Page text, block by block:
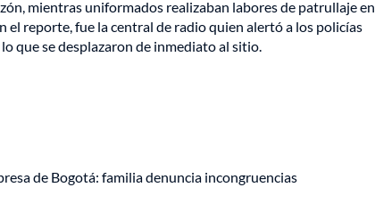
mientras uniformados realizaban labores de patrullaje en
el reporte, fue la central de radio quien alertó a los policías
que se desplazaron de inmediato al sitio.
de Bogotá: familia denuncia incongruencias